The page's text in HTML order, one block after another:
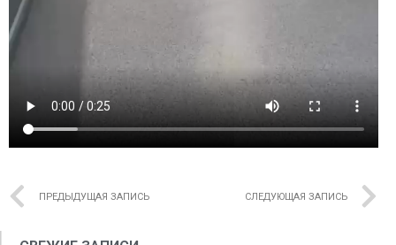
ПРЕДЫДУЩАЯ ЗАПИСЬ СЛЕДУЮЩАЯ ЗАПИСЬ